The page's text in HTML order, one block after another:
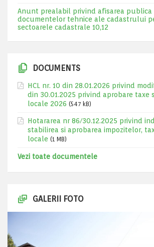
Anunt prealabil privind afisarea publica
documentelor tehnice ale cadastrului
sectoarele cadastrale 10,12
DOCUMENTS
HCL nr. 10 din 28.01.2026 privind
din 30.01.2025 privind aprobare taxe
locale 2026 (547 kB)
Hotararea nr 86/30.12.2025 privind
stabilirea si aprobarea impozitelor,
locale (1 MB)
Vezi toate documentele
GALERII FOTO